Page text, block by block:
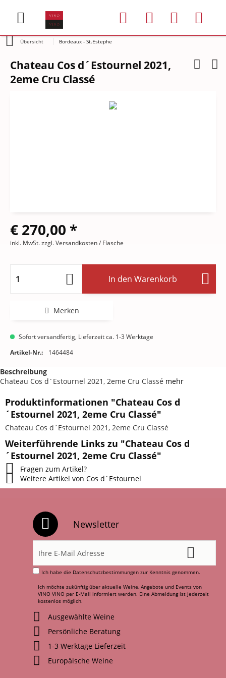
Übersicht Bordeaux - St.Estephe
Chateau Cos d´Estournel 2021,
2eme Cru Classé
€ 270,00 *
inkl. MwSt.zzgl. Versandkosten/ Flasche
In den Warenkorb
Merken
Sofort versandfertig, Lieferzeit ca. 1-3 Werktage
Artikel-Nr.:
1464484
Beschreibung
Chateau Cos d´Estournel 2021, 2eme Cru Classé mehr
Produktinformationen "Chateau Cos d
´Estournel 2021, 2eme Cru Classé"
Chateau Cos d´Estournel 2021, 2eme Cru Classé
Weiterführende Links zu "Chateau Cos d
´Estournel 2021, 2eme Cru Classé"
Fragen zum Artikel?
Weitere Artikel von Cos d`Estournel
Newsletter
Ich habe die Datenschutzbestimmungen zur Kenntnis genommen.
Ich möchte zukünftig über aktuelle Weine, Angebote und Events von
VINO VINO per E-Mail informiert werden. Eine Abmeldung ist jederzeit
kostenlos möglich.
Ausgewählte Weine
Persönliche Beratung
1-3 Werktage Lieferzeit
Europäische Weine